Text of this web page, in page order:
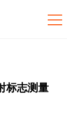
标志测量